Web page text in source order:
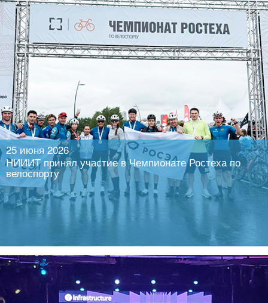
Читать далее
25 июня 2026
НИИИТ принял участие в Чемпионате Ростеха по
велоспорту